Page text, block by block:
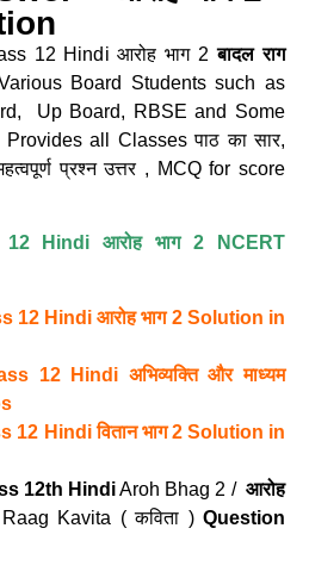
12 Hindi आरोह भाग 2बादल राग
Board Students such as
Up Board, RBSE and Some
all Classes पाठ का सार,
प्रश्न उत्तर , MCQ for score
12 Hindi आरोह भाग 2 NCERT
12 Hindi आरोह भाग 2 Solution in
12 Hindi अभिव्यक्ति और माध्यम
12 Hindi वितान भाग 2 Solution in
12th HindiAroh Bhag 2 /आरोह
Kavita ( कविता )Question